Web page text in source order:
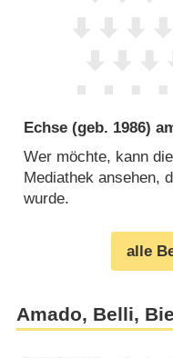
Echse (geb. 1986)
Wer möchte, kann
Mediathek ansehen,
wurde.
alle
Amado, Belli,